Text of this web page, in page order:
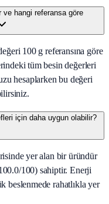
hangi referansa göre
100 g referansına göre
tüm besin değerleri
hesaplarken bu değeri
için daha uygun olabilir?
yer alan bir üründür
100) sahiptir. Enerji
beslenmede rahatlıkla yer